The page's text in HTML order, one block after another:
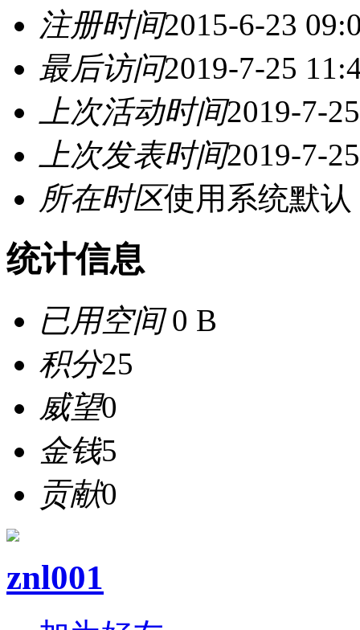
注册时间2015-6-23
最后访问2019-7-25
上次活动时间2019-7-
上次发表时间2019-7-
所在时区使用系统默认
统计信息
已用空间0 B
积分25
威望0
金钱5
贡献0
znl001